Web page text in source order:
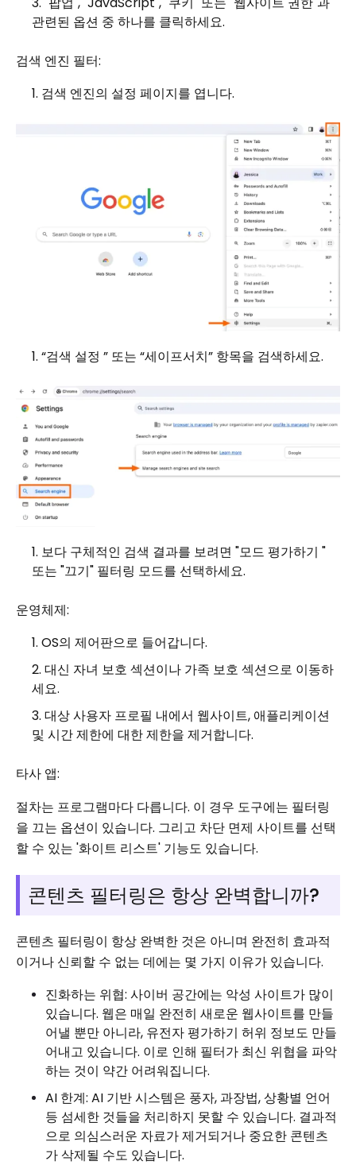
관련된 옵션 중 하나를 클릭하세요.
검색 엔진 필터:
검색 엔진의 설정 페이지를 엽니다.
“검색 설정 ” 또는 “세이프서치” 항목을 검색하세요.
보다 구체적인 검색 결과를 보려면 "모드 평가하기 "
또는 "끄기" 필터링 모드를 선택하세요.
운영체제:
OS의 제어판으로 들어갑니다.
대신 자녀 보호 섹션이나 가족 보호 섹션으로 이동하
세요.
대상 사용자 프로필 내에서 웹사이트, 애플리케이션
및 시간 제한에 대한 제한을 제거합니다.
타사 앱:
절차는 프로그램마다 다릅니다. 이 경우 도구에는 필터링
을 끄는 옵션이 있습니다. 그리고 차단 면제 사이트를 선택
할 수 있는 '화이트 리스트' 기능도 있습니다.
콘텐츠 필터링은 항상 완벽합니까?
콘텐츠 필터링이 항상 완벽한 것은 아니며 완전히 효과적
이거나 신뢰할 수 없는 데에는 몇 가지 이유가 있습니다.
진화하는 위협: 사이버 공간에는 악성 사이트가 많이
있습니다. 웹은 매일 완전히 새로운 웹사이트를 만들
어낼 뿐만 아니라, 유전자 평가하기 허위 정보도 만들
어내고 있습니다. 이로 인해 필터가 최신 위협을 파악
하는 것이 약간 어려워집니다.
AI 한계: AI 기반 시스템은 풍자, 과장법, 상황별 언어
등 섬세한 것들을 처리하지 못할 수 있습니다. 결과적
으로 의심스러운 자료가 제거되거나 중요한 콘텐츠
가 삭제될 수도 있습니다.